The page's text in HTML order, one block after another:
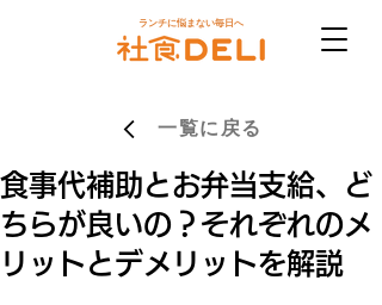
ランチに悩まない毎日へ
一覧に戻る
食事代補助とお弁当支給、ど
ちらが良いの？それぞれのメ
リットとデメリットを解説